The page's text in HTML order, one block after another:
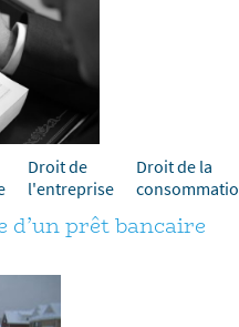
Droit de
l'entreprise
Droit de la
d’un prêt bancaire